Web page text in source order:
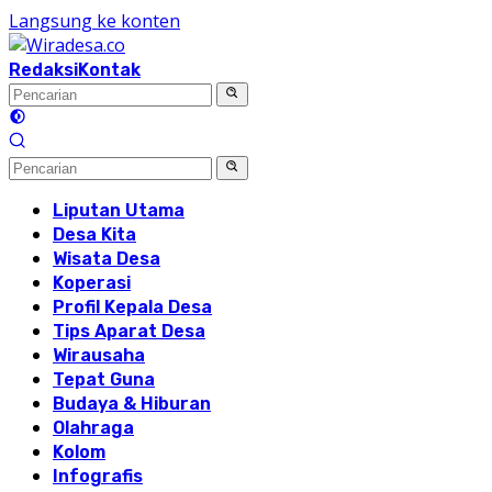
Langsung ke konten
RedaksiKontak
Liputan Utama
Desa Kita
Wisata Desa
Koperasi
Profil Kepala Desa
Tips Aparat Desa
Wirausaha
Tepat Guna
Budaya & Hiburan
Olahraga
Kolom
Infografis